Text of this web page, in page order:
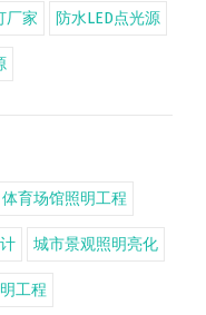
厂家 防水LED点光源
体育场馆照明工程
城市景观照明亮化
工程